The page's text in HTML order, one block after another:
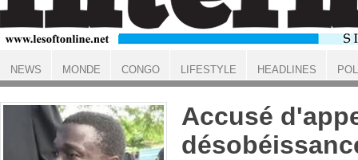
ACCUEIL
Accusé
NEWS MONDE CONGO LIFESTYLE HEADLINES